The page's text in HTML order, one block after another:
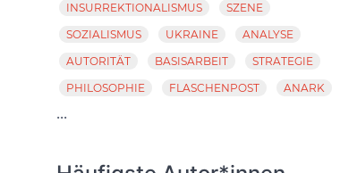
INSURREKTIONALISMUS
SZENE
SOZIALISMUS
UKRAINE
ANALYSE
AUTORITÄT
BASISARBEIT
STRATEGIE
PHILOSOPHIE
FLASCHENPOST ANARK
...